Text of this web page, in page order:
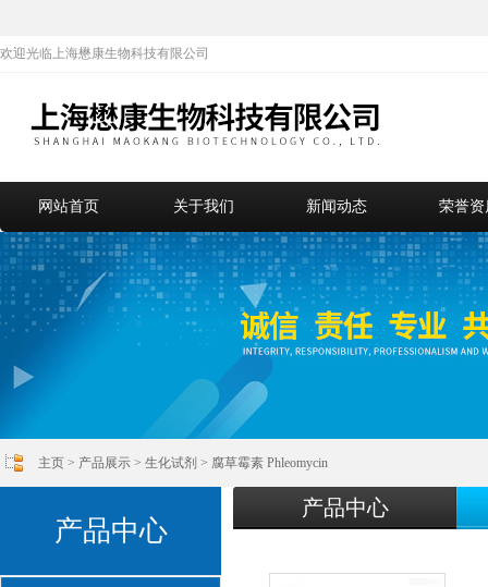
欢迎光临上海懋康生物科技有限公司
网站首页 关于我们 新闻动态 荣誉资
主页 > 产品展示 > 生化试剂 > 腐草霉素 Phleomycin
产品中心
产品中心